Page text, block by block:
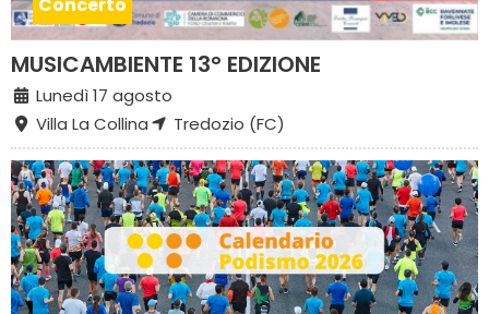
MUSICAMBIENTE 13° EDIZIONE
Lunedì 17 agosto
Villa La Collina
Tredozio (FC)